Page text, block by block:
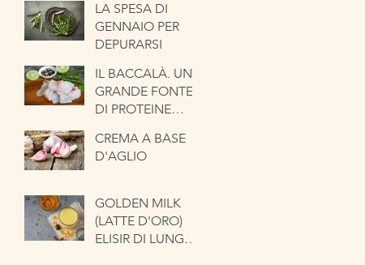
ANTICHI. LA
CIPOLLA
LA SPESA DI
GENNAIO PER
DEPURARSI
IL BACCALÀ. UNA
GRANDE FONTE
DI PROTEINE
CREMA A BASE
D'AGLIO
GOLDEN MILK
(LATTE D'ORO)
ELISIR DI LUNGA